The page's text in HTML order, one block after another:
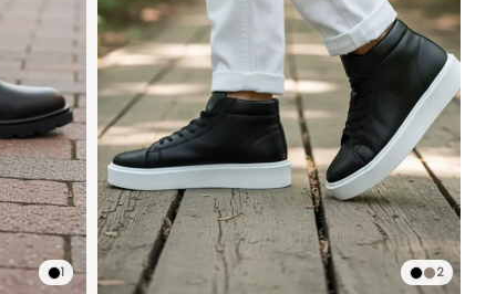
1 2
İndirimli Ürün